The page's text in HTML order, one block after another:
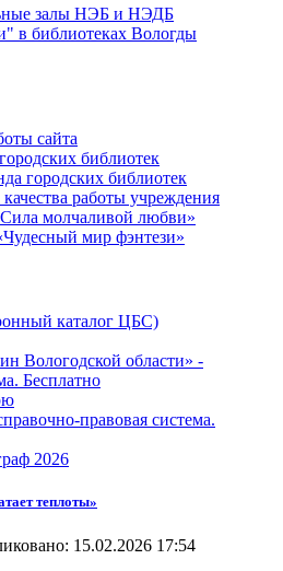
залы НЭБ и НЭДБ
в библиотеках Вологды
сайта
библиотек
городских библиотек
работы учреждения
молчаливой любви»
мир фэнтези»
каталог ЦБС)
Вологодской области» -
Бесплатно
правовая система.
2026
теплоты»
15.02.2026 17:54